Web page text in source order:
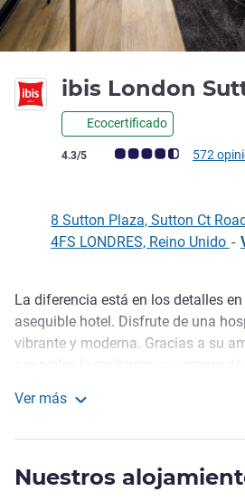
ibis London
Ecocertificado
Nota de clientes de Avis (Clasificación
4.3/5 572
8 Sutton Plaza, Sutton Ct
4FS LONDRES, Reino Unido -
Descripción
La diferencia está en los detalles
asequible hotel. Disfrute de una
vibrante y moderna. Gracias a su
horas para garantizar que todo esté
desayuno todos los días.
Ver más
Nuestros